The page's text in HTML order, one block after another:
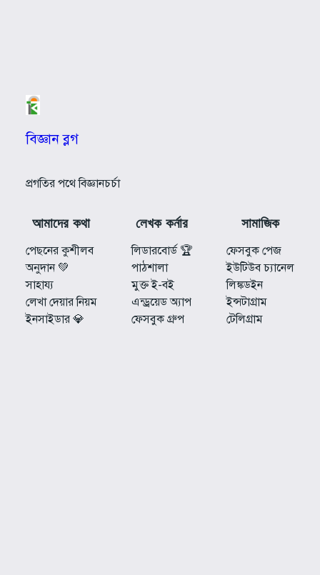
বিজ্ঞান ব্লগ
প্রগতির পথে বিজ্ঞানচর্চা
আমাদের কথা
পেছনের কুশীলব
অনুদান 💚
সাহায্য
লেখা দেয়ার নিয়ম
ইনসাইডার 💎
লেখক কর্নার
লিডারবোর্ড 🏆
পাঠশালা
মুক্ত ই-বই
এন্ড্রয়েড অ্যাপ
ফেসবুক গ্রুপ
সামাজিক
ফেসবুক পেজ
ইউটিউব চ্যানেল
লিঙ্কডইন
ইন্সটাগ্রাম
টেলিগ্রাম